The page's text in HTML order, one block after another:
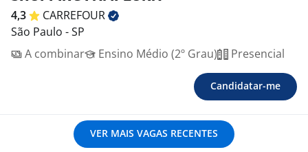
4,3
CARREFOUR
São Paulo - SP
A combinar
Ensino Médio (2º Grau) Presencial
Candidatar-me
VER MAIS VAGAS RECENTES